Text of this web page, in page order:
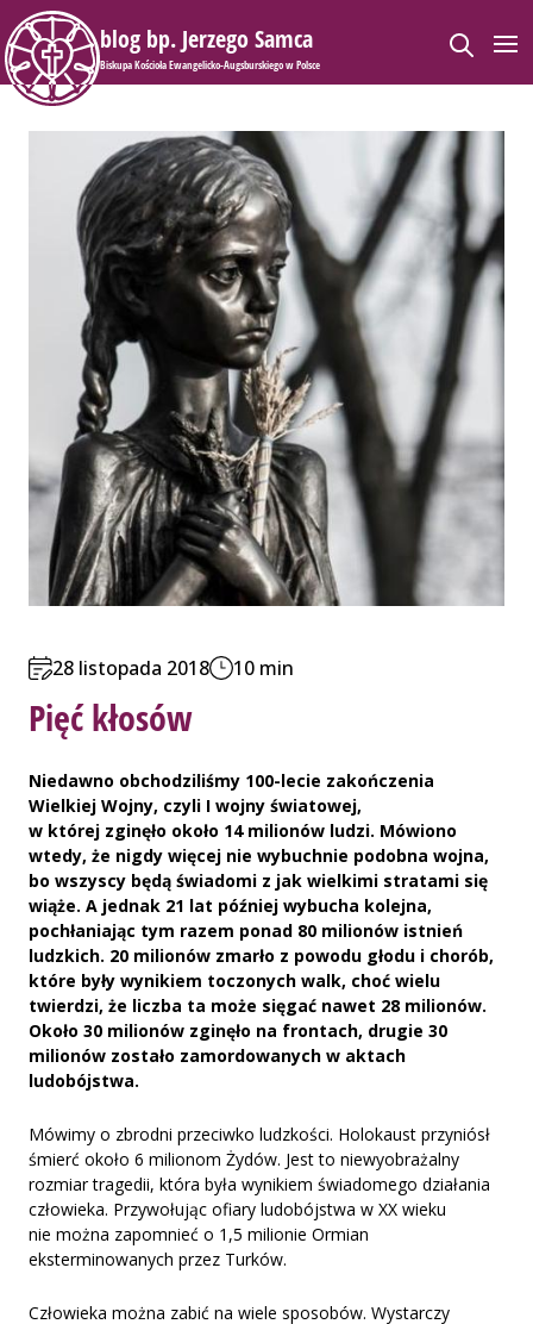
blog bp. Jerzego Samca
Biskupa Kościoła Ewangelicko-Augsburskiego w Polsce
28 listopada 2018 10 min
Pięć kłosów
Niedawno obchodziliśmy 100-lecie zakończenia
Wielkiej Wojny, czyli I wojny światowej,
w której zginęło około 14 milionów ludzi. Mówiono
wtedy, że nigdy więcej nie wybuchnie podobna wojna,
bo wszyscy będą świadomi z jak wielkimi stratami się
wiąże. A jednak 21 lat później wybucha kolejna,
pochłaniając tym razem ponad 80 milionów istnień
ludzkich. 20 milionów zmarło z powodu głodu i chorób,
które były wynikiem toczonych walk, choć wielu
twierdzi, że liczba ta może sięgać nawet 28 milionów.
Około 30 milionów zginęło na frontach, drugie 30
milionów zostało zamordowanych w aktach
ludobójstwa.
Mówimy o zbrodni przeciwko ludzkości. Holokaust przyniósł
śmierć około 6 milionom Żydów. Jest to niewyobrażalny
rozmiar tragedii, która była wynikiem świadomego działania
człowieka. Przywołując ofiary ludobójstwa w XX wieku
nie można zapomnieć o 1,5 milionie Ormian
eksterminowanych przez Turków.
Człowieka można zabić na wiele sposobów. Wystarczy